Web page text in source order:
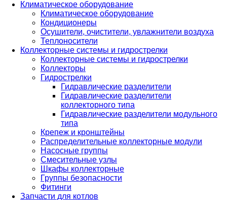
Климатическое оборудование
Климатическое оборудование
Кондиционеры
Осушители, очистители, увлажнители воздуха
Теплоносители
Коллекторные системы и гидрострелки
Коллекторные системы и гидрострелки
Коллекторы
Гидрострелки
Гидравлические разделители
Гидравлические разделители
коллекторного типа
Гидравлические разделители модульного
типа
Крепеж и кронштейны
Распределительные коллекторные модули
Насосные группы
Смесительные узлы
Шкафы коллекторные
Группы безопасности
Фитинги
Запчасти для котлов